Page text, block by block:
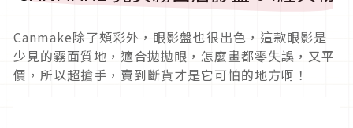
Canmake除了頰彩外，眼影盤也很出色，這款眼影是
少見的霧面質地，適合拋拋眼，怎麼畫都零失誤，又平
價，所以超搶手，賣到斷貨才是它可怕的地方啊！